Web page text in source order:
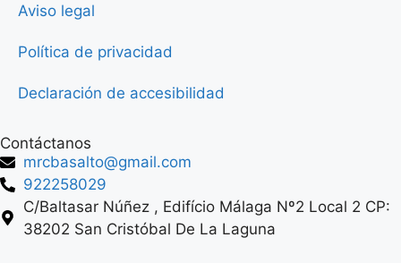
Aviso legal
Política de privacidad
Declaración de accesibilidad
Contáctanos
mrcbasalto@gmail.com
922258029
C/Baltasar Núñez , Edifício Málaga Nº2 Local 2 CP:
38202 San Cristóbal De La Laguna